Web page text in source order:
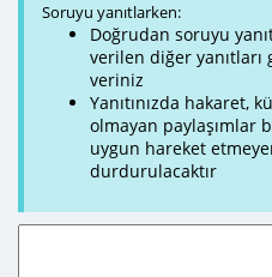
Soruyu yanıtlarken:
Doğrudan soruyu
verilen diğer yanıtları
veriniz
Yanıtınızda hakaret,
olmayan paylaşımlar
uygun hareket
durdurulacaktır